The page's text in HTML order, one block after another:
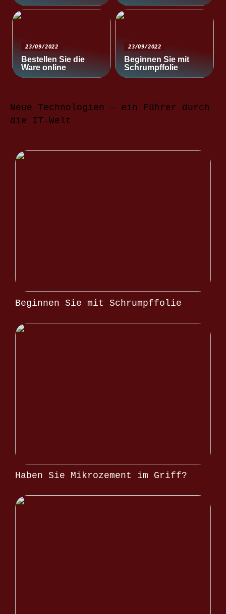
23/09/2022
Bestellen Sie die
Ware online
23/09/2022
Beginnen Sie mit
Schrumpffolie
Neue Technologien – ein Führer durch
die IT-Welt
Beginnen Sie mit Schrumpffolie
Haben Sie Mikrozement im Griff?